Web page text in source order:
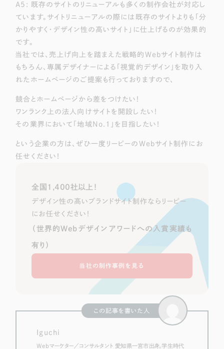
A5: 既存のサイトのリニューアルも多くの制作会社が対応し
ています。サイトリニューアルの際には既存のサイトよりも「分
かりやすく・デザイン性の高いサイト」に仕上げるのが効果的
です。
当社では、売上げ向上を踏まえた戦略的Webサイト制作は
もちろん、専属デザイナーによる「視覚的デザイン」を取り入
れたホームページのご提案も行っておりますので、
競合とホームページから差をつけたい！
ワンランク上の法人向けサイトを開設したい！
その業界において「地域No.1」を目指したい！
という企業の方は、ぜひ一度リーピーのWebサイト制作にお
任せください！
全国1,400社以上！
デザイン性の高いブランドサイト制作ならリーピー
にお任せください！
（世界的Webデザインアワードへの入賞実績も
有り）
当社の制作事例を見る
この記事を書いた人
Iguchi
Webマーケター／コンサルタント 愛知県一宮市出身。学生時代